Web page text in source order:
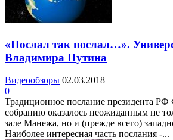
«Послал так послал…».
Владимира Путина
Видеообзоры 02.03.2018
0
Традиционное послание президента РФ
собранию оказалось неожиданным не
зале Манежа, но и (прежде всего)
Наиболее интересная часть послания -...